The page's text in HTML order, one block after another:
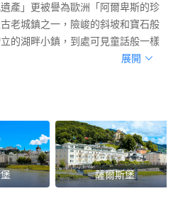
產」更被譽為歐洲「阿爾卑斯的珍
老城鎮之一，險峻的斜坡和寶石般
的湖畔小鎮，到處可見童話般一樣
展開
薩爾斯堡